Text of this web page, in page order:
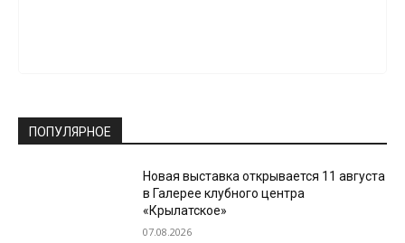
ПОПУЛЯРНОЕ
Новая выставка открывается 11 августа
в Галерее клубного центра
«Крылатское»
07.08.2026